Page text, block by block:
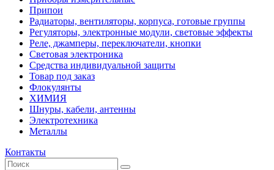
Припои
Радиаторы, вентиляторы, корпуса, готовые группы
Регуляторы, электронные модули, световые эффекты
Реле, джамперы, переключатели, кнопки
Световая электроника
Средства индивидуальной защиты
Товар под заказ
Флокулянты
ХИМИЯ
Шнуры, кабели, антенны
Электротехника
Металлы
Контакты